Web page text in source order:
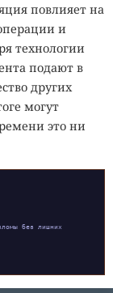
повлияет на
и
технологии
подают в
других
могут
это ни
без лишних